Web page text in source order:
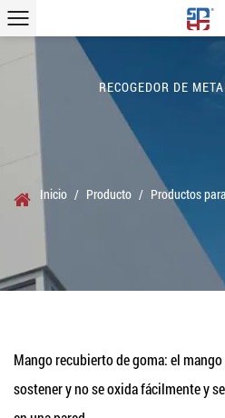
RECOGEDOR DE
Inicio / Producto / Productos
Mango recubierto de goma: el
sostener y no se oxida fácilmente y